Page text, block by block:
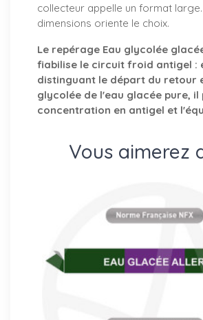
collecteur appelle un format
dimensions oriente le choix.
Le repérage Eau glycolée
fiabilise le circuit froid antigel :
distinguant le départ du retour
glycolée de l'eau glacée pure, il
concentration en antigel et
Vous aimerez